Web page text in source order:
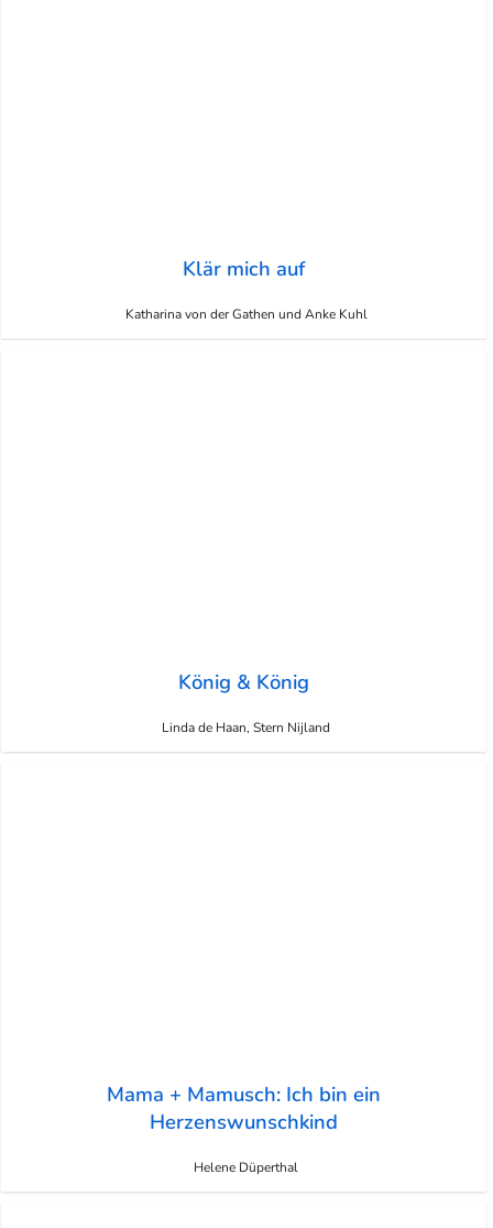
Klär mich auf
Katharina von der Gathen und Anke Kuhl
König & König
Linda de Haan, Stern Nijland
Mama + Mamusch: Ich bin ein
Herzenswunschkind
Helene Düperthal